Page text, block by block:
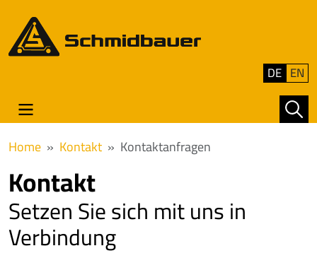
DE EN
Home Kontakt Kontaktanfragen
Kontakt
Setzen Sie sich mit uns in
Verbindung